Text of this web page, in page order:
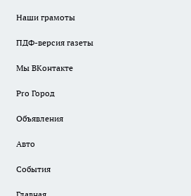
Наши грамоты
ПДФ-версия газеты
Мы ВКонтакте
Pro Город
Объявления
Авто
События